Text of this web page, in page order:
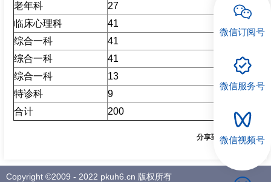
科学研究
教育培训
健康科普
合作支援
招聘专栏
老年科
27
29
临床心理科
41
综合一科
41
综合一科
41
43
综合一科
13
特诊科
9
10
合计
200 213
分享到：
Copyright ©2009 - 2022 pkuh6.cn 版权所有
微信订阅号
微信服务号
微信视频号